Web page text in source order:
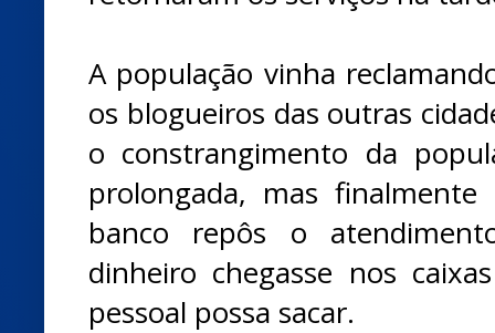
A população vinha
os blogueiros das outras
o constrangimento da
prolongada, mas
banco repôs o
dinheiro chegasse nos
pessoal possa sacar.